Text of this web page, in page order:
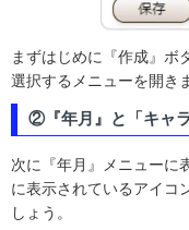
まずはじめに『作成』ボ
選択するメニューを開き
②『年月』と「キャ
次に『年月』メニュー
に表示されているアイコ
しょう。